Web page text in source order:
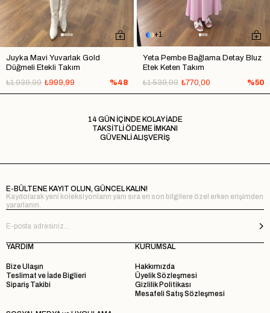
Juyka Mavi Yuvarlak Gold
Düğmeli Etekli Takım
₺999,99
₺1.939,99 %48
1
Yeta Pembe Bağlama Detay Bluz
Etek Keten Takım
₺770,00
₺1.539,99 %50
14 GÜN İÇİNDE KOLAY İADE
TAKSİTLİ ÖDEME İMKANI
GÜVENLİ ALIŞVERİŞ
E-BÜLTENE KAYIT OLUN, GÜNCEL KALIN!
Kaydolarak yeni koleksiyonların yanı sıra en son bilgilere özel erken erişimden
yararlanın.
YARDIM
Bize Ulaşın
Teslimat ve İade Biglieri
Sipariş Takibi
KURUMSAL
Hakkımızda
Üyelik Sözleşmesi
Gizlilik Politikası
Mesafeli Satış Sözleşmesi